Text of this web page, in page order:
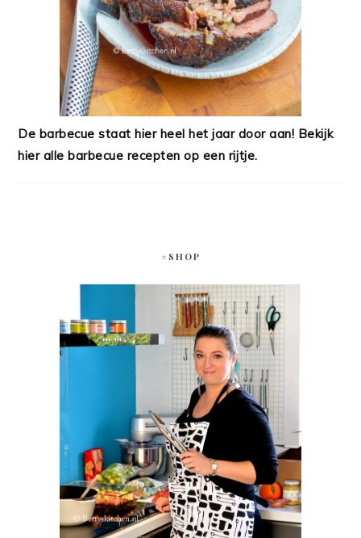
De barbecue staat hier heel het jaar door aan! Bekijk
hier alle barbecue recepten op een rijtje.
#SHOP